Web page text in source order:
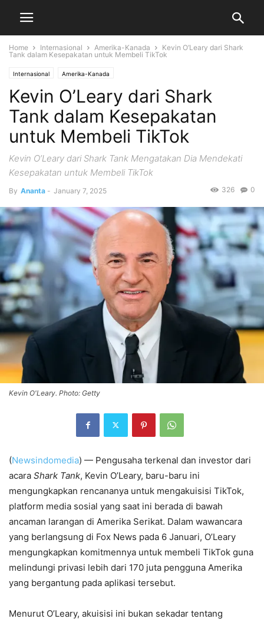
Home Internasional Amerika-Kanada
Kevin O’Leary dari Shark
Tank dalam Kesepakatan untuk Membeli TikTok
Internasional Amerika-Kanada
Kevin O’Leary dari Shark
Tank dalam Kesepakatan
untuk Membeli TikTok
Kevin O’Leary dari Shark Tank Mengatakan Dia Mendekati
Kesepakatan untuk Membeli TikTok
By Ananta - January 7, 2025 0
326
Kevin O'Leary. Photo: Getty
(Newsindomedia) — Pengusaha terkenal dan investor dari
acara Shark Tank, Kevin O’Leary, baru-baru ini
mengungkapkan rencananya untuk mengakuisisi TikTok,
platform media sosial yang saat ini berada di bawah
ancaman larangan di Amerika Serikat. Dalam wawancara
yang berlangsung di Fox News pada 6 Januari, O’Leary
mengungkapkan komitmennya untuk membeli TikTok guna
melindungi privasi lebih dari 170 juta pengguna Amerika
yang bergantung pada aplikasi tersebut.
Menurut O’Leary, akuisisi ini bukan sekadar tentang